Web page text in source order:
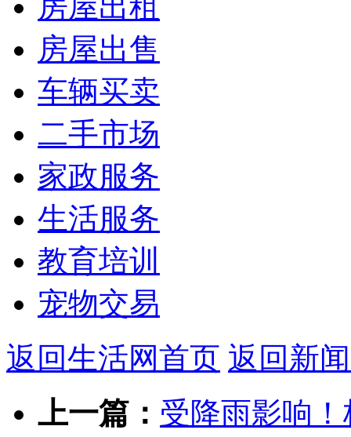
房屋出售
车辆买卖
二手市场
家政服务
生活服务
教育培训
宠物交易
返回生活网首页 返回新
上一篇： 受降雨影响